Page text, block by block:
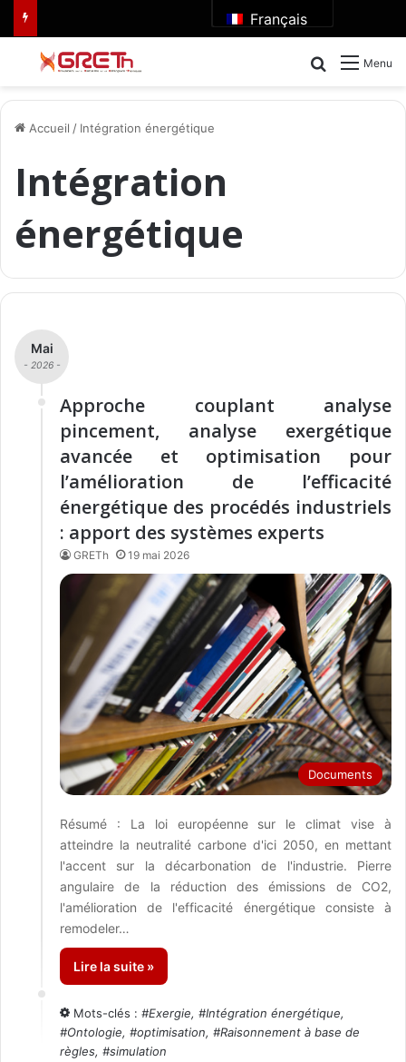
Français
Menu
Rechercher
Accueil / Intégration énergétique
Intégration
énergétique
Mai
- 2026 -
Approche couplant analyse
pincement, analyse exergétique
avancée et optimisation pour
l’amélioration de l’efficacité
énergétique des procédés industriels
: apport des systèmes experts
GRETh 19 mai 2026
Documents
Résumé : La loi européenne sur le climat vise à
atteindre la neutralité carbone d'ici 2050, en mettant
l'accent sur la décarbonation de l'industrie. Pierre
angulaire de la réduction des émissions de CO2,
l'amélioration de l'efficacité énergétique consiste à
remodeler…
Lire la suite »
Mots-clés : #Exergie, #Intégration énergétique,
#Ontologie, #optimisation, #Raisonnement à base de
règles, #simulation